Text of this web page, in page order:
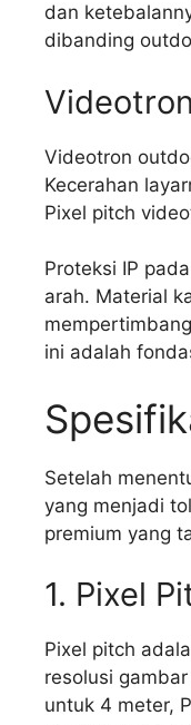
dan
dibanding
Videotron
Kecerahan
Pixel pitch
Proteksi IP
arah. Material
ini adalah
Setelah
yang menjadi
premium yang
1. Pixel
Pixel pitch
resolusi
untuk 4 meter,